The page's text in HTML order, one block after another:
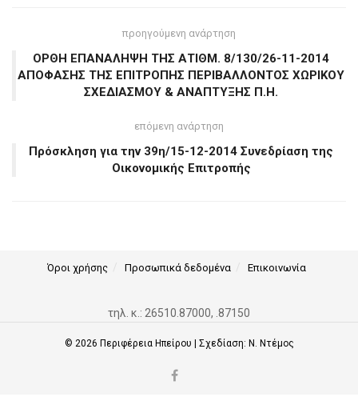
προηγούμενη ανάρτηση
ΟΡΘΗ ΕΠΑΝΑΛΗΨΗ ΤΗΣ ΑΤΙΘΜ. 8/130/26-11-2014
ΑΠΟΦΑΣΗΣ ΤΗΣ ΕΠΙΤΡΟΠΗΣ ΠΕΡΙΒΑΛΛΟΝΤΟΣ ΧΩΡΙΚΟΥ
ΣΧΕΔΙΑΣΜΟΥ & ΑΝΑΠΤΥΞΗΣ Π.Η.
επόμενη ανάρτηση
Πρόσκληση για την 39η/15-12-2014 Συνεδρίαση της
Οικονομικής Επιτροπής
Όροι χρήσης Προσωπικά δεδομένα Επικοινωνία
τηλ. κ.: 26510.87000, .87150
© 2026 Περιφέρεια Ηπείρου | Σχεδίαση: Ν. Ντέμος